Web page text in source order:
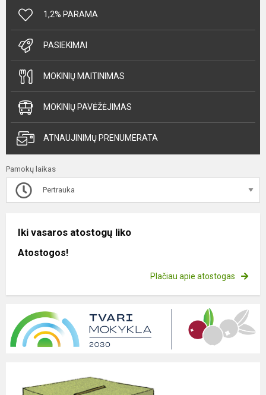
1,2% PARAMA
PASIEKIMAI
MOKINIŲ MAITINIMAS
MOKINIŲ PAVĖŽĖJIMAS
ATNAUJINIMŲ PRENUMERATA
Pamokų laikas
Pertrauka
Iki vasaros atostogų liko
Atostogos!
Plačiau apie atostogas